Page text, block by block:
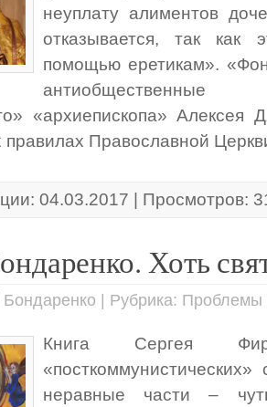
неуплату алиментов
отказывается, так как
помощью еретикам».
антиобщественные
«архиепископа» Алексея
правилах Православной
04.03.2017 | Просмотров:
Хоть
| Рубрика: Проблемы
Книга Сергея
неравные части –